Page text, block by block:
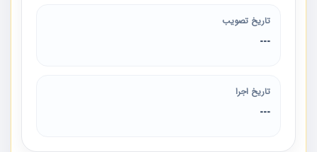
تاریخ تصویب
---
تاریخ اجرا
---